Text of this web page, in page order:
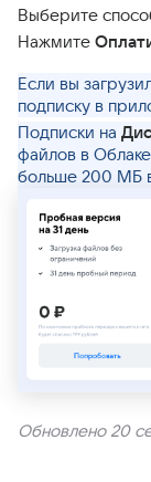
Выберите
Нажмите
Если вы
подписку в
Подписки на
файлов в
больше 200 МБ
Обновлено 20